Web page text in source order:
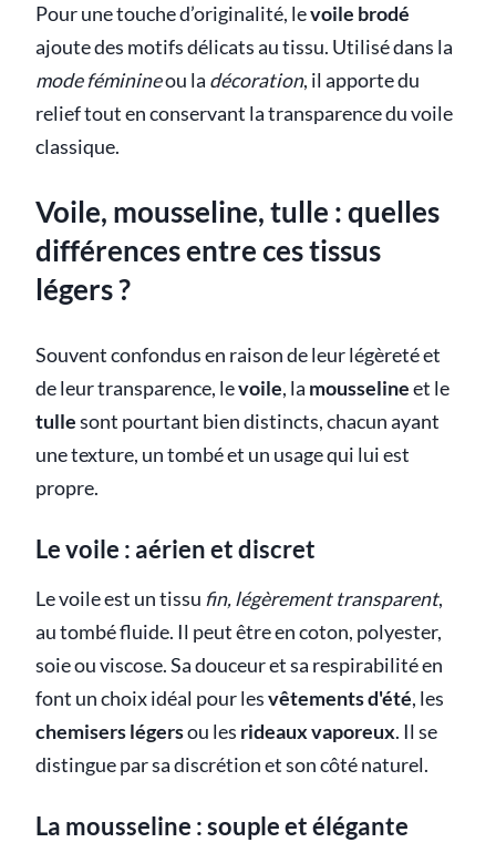
Pour une touche d’originalité, levoile brodé
ajoute des motifs délicats au tissu. Utilisé dans la
mode féminineou la décoration, il apporte du
relief tout en conservant la transparence du voile
classique.
Voile, mousseline, tulle : quelles
différences entre ces tissus
légers ?
Souvent confondus en raison de leur légèreté et
de leur transparence, levoile, la mousselineet le
tullesont pourtant bien distincts, chacun ayant
une texture, un tombé et un usage qui lui est
propre.
Le voile : aérien et discret
Le voile est un tissu fin, légèrement transparent,
au tombé fluide. Il peut être en coton, polyester,
soie ou viscose. Sa douceur et sa respirabilité en
font un choix idéal pour lesvêtements d'été, les
chemisers légersou les rideaux vaporeux. Il se
distingue par sa discrétion et son côté naturel.
La mousseline : souple et élégante